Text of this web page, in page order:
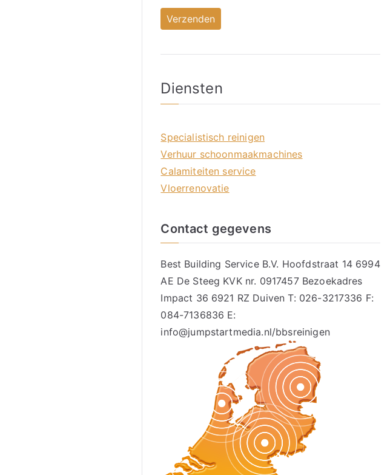
Diensten
Specialistisch reinigen
Verhuur schoonmaakmachines
Calamiteiten service
Vloerrenovatie
Contact gegevens
Best Building Service B.V. Hoofdstraat 14 6994
AE De Steeg KVK nr. 0917457 Bezoekadres
Impact 36 6921 RZ Duiven T: 026-3217336 F:
084-7136836 E:
info@jumpstartmedia.nl/bbsreinigen